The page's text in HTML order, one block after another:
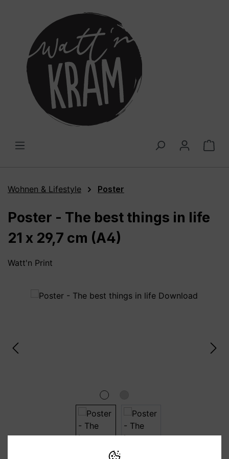
Wohnen & Lifestyle Poster
Poster - The best things in life
21 x 29,7 cm (A4)
Watt'n Print
Bildergalerie überspringen